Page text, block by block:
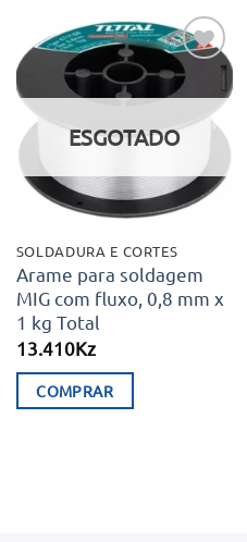
Adicionar
aos meus
desejos
ESGOTADO
SOLDADURA E CORTES
Arame para soldagem
MIG com fluxo, 0,8 mm x
1 kg Total
13.410Kz
COMPRAR